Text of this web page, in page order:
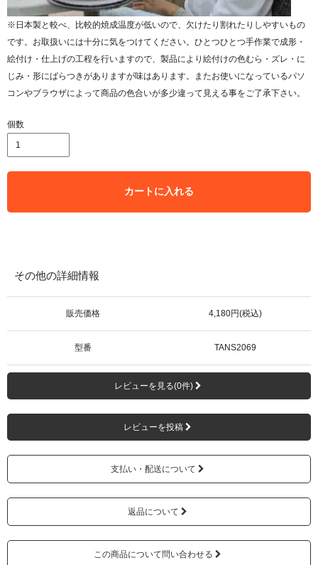
※日本製と較べ、比較的焼成温度が低いので、欠けたり割れたりしやすいもの
です。お取扱いには十分に気をつけてください。ひとつひとつ手作業で成形・
絵付け・仕上げの工程を行いますので、製品により絵付けの色むら・ズレ・に
じみ・形にばらつきがありますが味はあります。またお使いになっているパソ
コンやブラウザによって商品の色合いが多少違って見える事をご了承下さい。
個数
カートに入れる
その他の詳細情報
販売価格 4,180円(税込)
型番 TANS2069
レビューを見る(0件)
レビューを投稿
支払い・配送について
返品について
この商品について問い合わせる